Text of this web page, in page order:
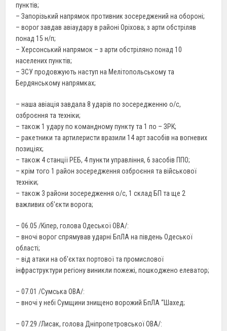
пунктів;
– Запорізький напрямок противник зосереджений на обороні;
– ворог завдав авіаудару в районі Оріхова; з арти обстріляв
понад 15 н/п;
– Херсонський напрямок – з арти обстріляно понад 10
населених пунктів;
– ЗСУ продовжують наступ на Мелітопольському та
Бердянському напрямках;
– наша авіація завдала 8 ударів по зосередженню о/с,
озброєння та техніки;
– також 1 удару по командному пункту та 1 по – ЗРК;
– ракетники та артилеристи вразили 14 арт засобів на вогневих
позиціях;
– також 4 станції РЕБ, 4 пункти управління, 6 засобів ППО;
– крім того 1 район зосередження озброєння та військової
техніки;
– також 3 райони зосередження о/с, 1 склад БП та ще 2
важливих об’єкти ворога;
– 06.05 /Кіпер, голова Одеської ОВА/:
– вночі ворог спрямував ударні БпЛА на південь Одеської
області;
– від атаки на об’єктах портової та промислової
інфраструктури регіону виникли пожежі, пошкоджено елеватор;
– 07.01 /Сумська ОВА/:
– вночі у небі Сумщини знищено ворожий БпЛА “Шахед;
– 07.29 /Лисак, голова Дніпропетровської ОВА/: